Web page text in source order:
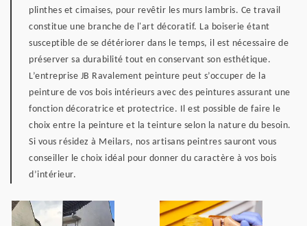
plinthes et cimaises, pour revêtir les murs lambris. Ce travail
constitue une branche de l'art décoratif. La boiserie étant
susceptible de se détériorer dans le temps, il est nécessaire de
préserver sa durabilité tout en conservant son esthétique.
L’entreprise JB Ravalement peinture peut s’occuper de la
peinture de vos bois intérieurs avec des peintures assurant une
fonction décoratrice et protectrice. Il est possible de faire le
choix entre la peinture et la teinture selon la nature du besoin.
Si vous résidez à Meilars, nos artisans peintres sauront vous
conseiller le choix idéal pour donner du caractère à vos bois
d’intérieur.